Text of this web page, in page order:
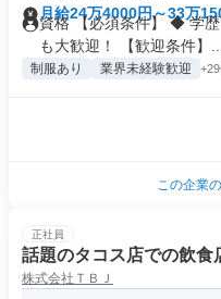
月給24万4000円～33万
資格 【必須条件】 ◆ 学
も大歓迎！ 【歓迎条件】...
制服あり 業界未経験歓迎
この企業
正社員
話題のタコス店での飲食
株式会社ＴＢＪ